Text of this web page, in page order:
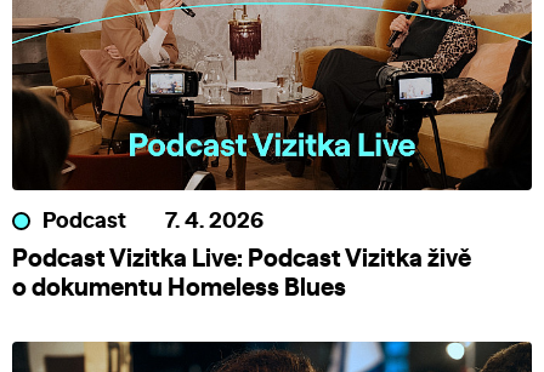
Podcast 7. 4. 2026
Podcast Vizitka Live: Podcast Vizitka živě
o dokumentu Homeless Blues